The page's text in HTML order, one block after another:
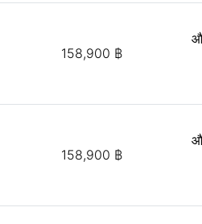
158,900 ฿
158,900 ฿